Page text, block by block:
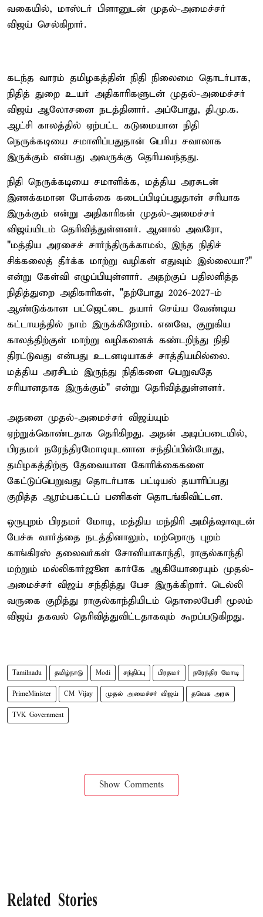
வகையில், மாஸ்டர் பிளானுடன் முதல்-அமைச்சர்
விஜய் செல்கிறார்.
கடந்த வாரம் தமிழகத்தின் நிதி நிலைமை தொடர்பாக,
நிதித் துறை உயர் அதிகாரிகளுடன் முதல்-அமைச்சர்
விஜய் ஆலோசனை நடத்தினார். அப்போது, தி.மு.க.
ஆட்சி காலத்தில் ஏற்பட்ட கடுமையான நிதி
நெருக்கடியை சமாளிப்பதுதான் பெரிய சவாலாக
இருக்கும் என்பது அவருக்கு தெரியவந்தது.
நிதி நெருக்கடியை சமாளிக்க, மத்திய அரசுடன்
இணக்கமான போக்கை கடைப்பிடிப்பதுதான் சரியாக
இருக்கும் என்று அதிகாரிகள் முதல்-அமைச்சர்
விஜய்யிடம் தெரிவித்துள்ளனர். ஆனால் அவரோ,
"மத்திய அரசைச் சார்ந்திருக்காமல், இந்த நிதிச்
சிக்கலைத் தீர்க்க மாற்று வழிகள் எதுவும் இல்லையா?"
என்று கேள்வி எழுப்பியுள்ளார். அதற்குப் பதிலளித்த
நிதித்துறை அதிகாரிகள், "தற்போது 2026-2027-ம்
ஆண்டுக்கான பட்ஜெட்டை தயார் செய்ய வேண்டிய
கட்டாயத்தில் நாம் இருக்கிறோம். எனவே, குறுகிய
காலத்திற்குள் மாற்று வழிகளைக் கண்டறிந்து நிதி
திரட்டுவது என்பது உடனடியாகச் சாத்தியமில்லை.
மத்திய அரசிடம் இருந்து நிதிகளை பெறுவதே
சரியானதாக இருக்கும்" என்று தெரிவித்துள்ளனர்.
அதனை முதல்-அமைச்சர் விஜய்யும்
ஏற்றுக்கொண்டதாக தெரிகிறது. அதன் அடிப்படையில்,
பிரதமர் நரேந்திரமோடியுடனான சந்திப்பின்போது,
தமிழகத்திற்கு தேவையான கோரிக்கைகளை
கேட்டுப்பெறுவது தொடர்பாக பட்டியல் தயாரிப்பது
குறித்த ஆரம்பகட்டப் பணிகள் தொடங்கிவிட்டன.
ஒருபுறம் பிரதமர் மோடி, மத்திய மந்திரி அமித்ஷாவுடன்
பேச்சு வார்த்தை நடத்தினாலும், மற்றொரு புறம்
காங்கிரஸ் தலைவர்கள் சோனியாகாந்தி, ராகுல்காந்தி
மற்றும் மல்லிகார்ஜூன கார்கே ஆகியோரையும் முதல்-
அமைச்சர் விஜய் சந்தித்து பேச இருக்கிறார். டெல்லி
வருகை குறித்து ராகுல்காந்தியிடம் தொலைபேசி மூலம்
விஜய் தகவல் தெரிவித்துவிட்டதாகவும் கூறப்படுகிறது.
Tamilnadu தமிழ்நாடு Modi சந்திப்பு பிரதமர் நரேந்திர மோடி
PrimeMinister CM Vijay முதல் அமைச்சர் விஜய் தவெக அரசு
TVK Government
Show Comments
Related Stories